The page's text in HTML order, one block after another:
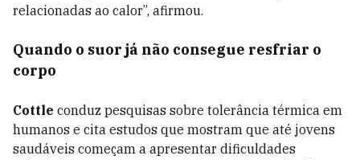
relacionadas ao calor”, afirmou.
Quando o suor já não consegue resfriar o
corpo
Cottle conduz pesquisas sobre tolerância térmica em
humanos e cita estudos que mostram que até jovens
saudáveis começam a apresentar dificuldades